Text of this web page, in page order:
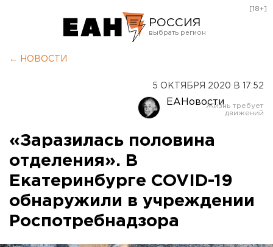
РОССИЯ
Оренбург
[18+]
← НОВОСТИ
5 ОКТЯБРЯ 2020 В 17:52
ЕАНовости
«Заразилась половина
отделения». В
Екатеринбурге COVID-19
обнаружили в учреждении
Роспотребнадзора